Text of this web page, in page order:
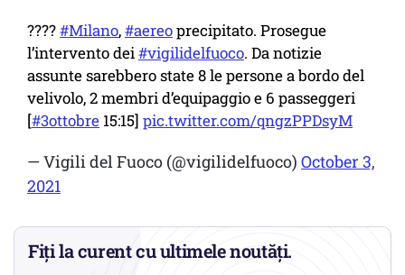
????#Milano,#aereoprecipitato. Prosegue
l’intervento dei#vigilidelfuoco. Da notizie
assunte sarebbero state 8 le persone a bordo del
velivolo, 2 membri d’equipaggio e 6 passeggeri
[#3ottobre 15:15] pic.twitter.com/qngzPPDsyM
— Vigili del Fuoco (@vigilidelfuoco) October 3,
2021
Fiți la curent cu ultimele noutăți.